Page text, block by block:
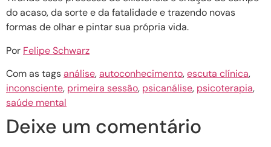
do acaso, da sorte e da fatalidade e trazendo novas
formas de olhar e pintar sua própria vida.
Por Felipe Schwarz
Com as tagsanálise,autoconhecimento,escuta clínica,
inconsciente, primeira sessão, psicanálise, psicoterapia,
saúde mental
Deixe um comentário